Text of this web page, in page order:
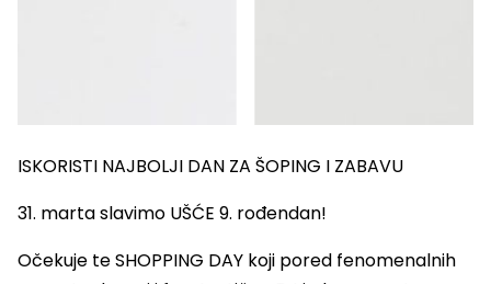
ISKORISTI NAJBOLJI DAN ZA ŠOPING I ZABAVU
31. marta slavimo UŠĆE 9. rođendan!
Očekuje te SHOPPING DAY koji pored fenomenalnih